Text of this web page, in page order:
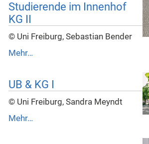
Studierende im Innenhof
KG II
© Uni Freiburg, Sebastian Bender
Mehr…
UB & KG I
© Uni Freiburg, Sandra Meyndt
Mehr…